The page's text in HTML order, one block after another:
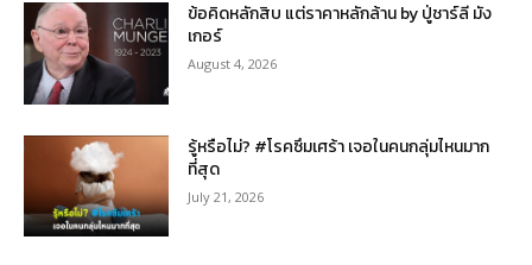
ข้อคิดหลักสิบ แต่ราคาหลักล้าน by ปู่ชาร์ลี มัง
เกอร์
August 4, 2026
รู้หรือไม่? #โรคซึมเศร้า เจอในคนกลุ่มไหนมาก
ที่สุด
July 21, 2026